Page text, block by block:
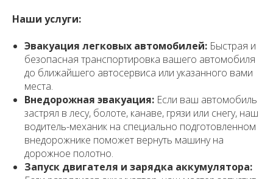
Наши услуги:
Эвакуация легковых автомобилей: Быстрая и
безопасная транспортировка вашего автомобиля
до ближайшего автосервиса или указанного вами
места.
Внедорожная эвакуация: Если ваш автомобиль
застрял в лесу, болоте, канаве, грязи или снегу, наш
водитель-механик на специально подготовленном
внедорожнике поможет вернуть машину на
дорожное полотно.
Запуск двигателя и зарядка аккумулятора: